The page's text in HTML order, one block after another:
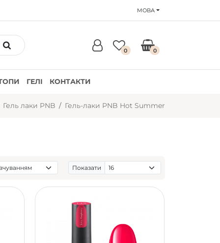
МОВА
0 0
ГЕЛІ КОНТАКТИ
Гель лаки PNB Гель-лаки PNB Hot Summer
Показати